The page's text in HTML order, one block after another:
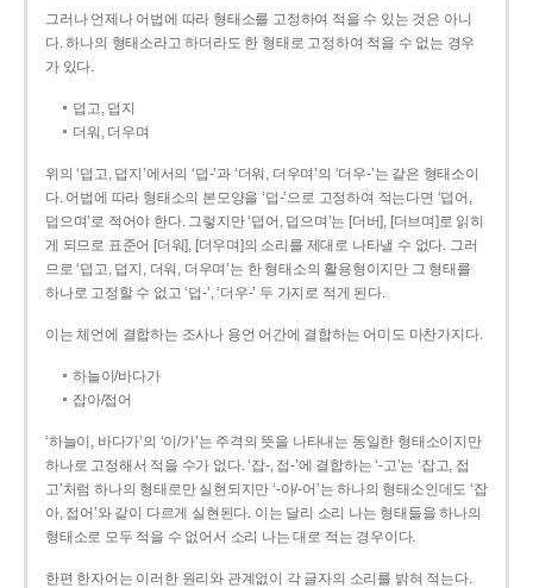
그러나 언제나 어법에 따라 형태소를 고정하여 적을 수 있는 것은 아니
다. 하나의 형태소라고 하더라도 한 형태로 고정하여 적을 수 없는 경우
가 있다.
덥고, 덥지
더워, 더우며
위의 ‘덥고, 덥지’에서의 ‘덥-­’과 ‘더워, 더우며’의 ‘더우-­’는 같은 형태소이
다. 어법에 따라 형태소의 본모양을 ‘덥-­’으로 고정하여 적는다면 ‘덥어,
덥으며’로 적어야 한다. 그렇지만 ‘덥어, 덥으며’는 [더버], [더브며]로 읽히
게 되므로 표준어 [더워], [더우며]의 소리를 제대로 나타낼 수 없다. 그러
므로 ‘덥고, 덥지, 더워, 더우며’는 한 형태소의 활용형이지만 그 형태를
하나로 고정할 수 없고 ‘덥-’, ‘더우-’ 두 가지로 적게 된다.
이는 체언에 결합하는 조사나 용언 어간에 결합하는 어미도 마찬가지다.
하늘이/바다가
잡아/접어
‘하늘이, 바다가’의 ‘이/가’는 주격의 뜻을 나타내는 동일한 형태소이지만
하나로 고정해서 적을 수가 없다. ‘잡-, 접-’에 결합하는 ‘-고’는 ‘잡고, 접
고’처럼 하나의 형태로만 실현되지만 ‘-아/-어’는 하나의 형태소인데도 ‘잡
아, 접어’와 같이 다르게 실현된다. 이는 달리 소리 나는 형태들을 하나의
형태소로 모두 적을 수 없어서 소리 나는 대로 적는 경우이다.
한편 한자어는 이러한 원리와 관계없이 각 글자의 소리를 밝혀 적는다.